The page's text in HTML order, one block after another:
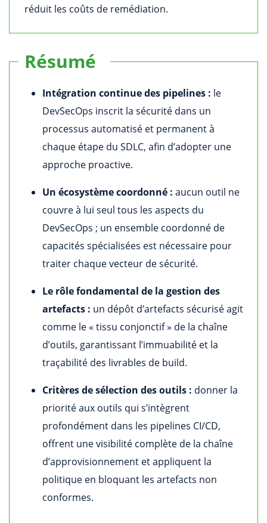
réduit les coûts de remédiation.
Résumé
Intégration continue des pipelines : le
DevSecOps inscrit la sécurité dans un
processus automatisé et permanent à
chaque étape du SDLC, afin d’adopter une
approche proactive.
Un écosystème coordonné : aucun outil ne
couvre à lui seul tous les aspects du
DevSecOps ; un ensemble coordonné de
capacités spécialisées est nécessaire pour
traiter chaque vecteur de sécurité.
Le rôle fondamental de la gestion des
artefacts : un dépôt d’artefacts sécurisé agit
comme le « tissu conjonctif » de la chaîne
d’outils, garantissant l’immuabilité et la
traçabilité des livrables de build.
Critères de sélection des outils : donner la
priorité aux outils qui s’intègrent
profondément dans les pipelines CI/CD,
offrent une visibilité complète de la chaîne
d’approvisionnement et appliquent la
politique en bloquant les artefacts non
conformes.